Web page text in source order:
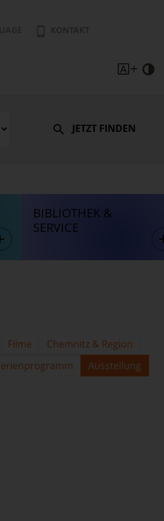
JETZT FINDEN
BIBLIOTHEK &
SERVICE
Filme
Chemnitz & Region
Ausstellung